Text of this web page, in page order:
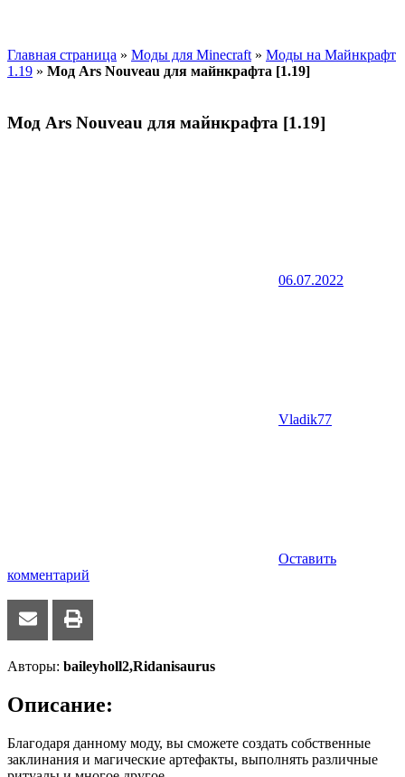
Главная страница » Моды для Minecraft » Моды на Майнкрафт
1.19 » Мод Ars Nouveau для майнкрафта [1.19]
Мод Ars Nouveau для майнкрафта [1.19]
06.07.2022
Vladik77
Оставить
комментарий
Авторы: baileyholl2,Ridanisaurus
Описание:
Благодаря данному моду, вы сможете создать собственные
заклинания и магические артефакты, выполнять различные